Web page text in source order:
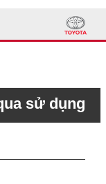
sử dụng